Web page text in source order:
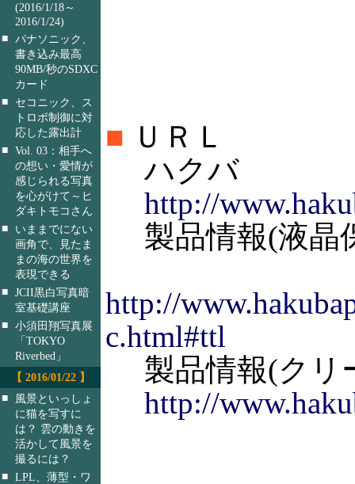
(2016/1/18～
2016/1/24)
■ パナソニック、
書き込み最高
90MB/秒のSDXC
カード
■
セコニック、ス
トロボ制御に対
応した露出計
■ Vol. 03：相手へ
の想い・愛情が
感じられる写真
を心がけて～ヒ
ダキトモコさん
■
いままでにない
画角で、見たま
まの海の世界を
表現できる
■ JCII黒白写真暗
室基礎講座
■ 小須田翔写真展
「TOKYO
Riverbed」
【 2016/01/22 】
■
風景といっしょ
に猫を写すに
は？ 雲の動きを
活かして風景を
撮るには？
■ LPL、薄型・ワ
■ ＵＲＬ
ハクバ
http://
製品情報(液晶
http://
c.html#ttl
製品情報(クリ
http://